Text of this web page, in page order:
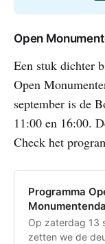
Open
Een stuk dichter
Open
september is de
11:00 en 16:00.
Check het
Programma
Op zaterdag 13
zetten we de